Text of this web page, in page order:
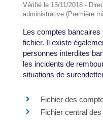
Vérifié le 15/11/2018 -
administrative (Première
Les comptes
fichier. Il existe
personnes interdites
les incidents de
situations de
Fichier des
Fichier central